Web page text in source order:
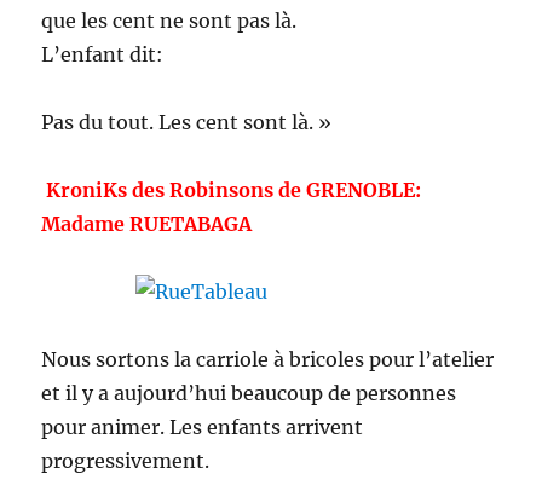
que les cent ne sont pas là.
L’enfant dit:
Pas du tout. Les cent sont là. »
KroniKs des Robinsons de GRENOBLE:
Madame RUETABAGA
Nous sortons la carriole à bricoles pour l’atelier
et il y a aujourd’hui beaucoup de personnes
pour animer. Les enfants arrivent
progressivement.